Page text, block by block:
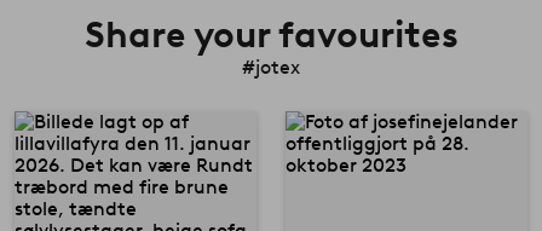
Share your favourites
#jotex